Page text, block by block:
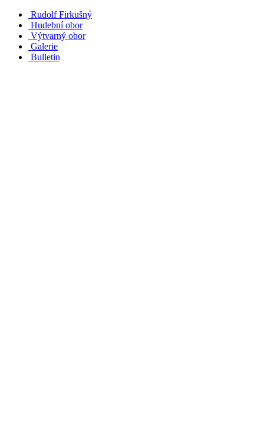
Rudolf Firkušný
Hudební obor
Výtvarný obor
Galerie
Bulletin